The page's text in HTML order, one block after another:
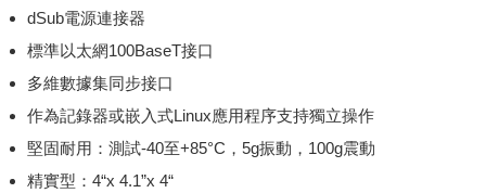
dSub電源連接器
標準以太網100BaseT接口
多維數據集同步接口
作為記錄器或嵌入式Linux應用程序支持獨立操作
堅固耐用：測試-40至+85°C，5g振動，100g震動
精實型：4“x 4.1”x 4“